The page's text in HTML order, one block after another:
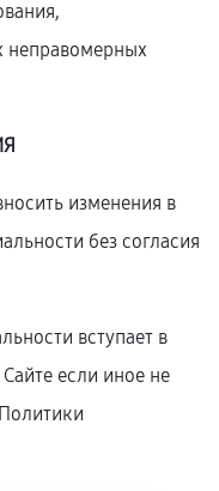
неправомерных
изменения в
без согласия
вступает в
если иное не